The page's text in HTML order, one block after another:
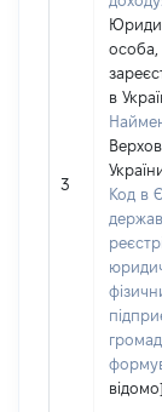
3
особа,
в
Код в
реєстрі
відомо]